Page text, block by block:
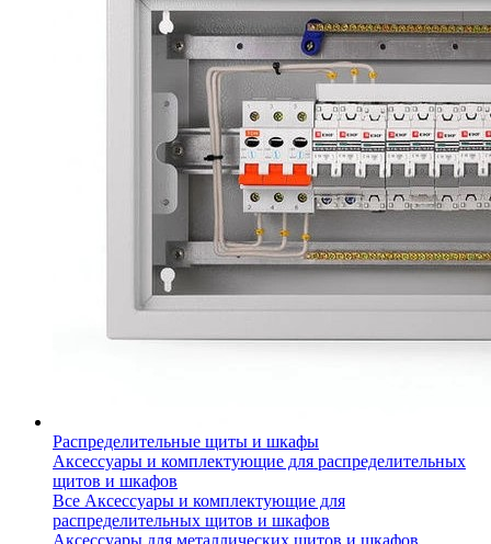
Распределительные щиты и шкафы
Аксессуары и комплектующие для распределительных
щитов и шкафов
Все Аксессуары и комплектующие для
распределительных щитов и шкафов
Аксессуары для металлических щитов и шкафов